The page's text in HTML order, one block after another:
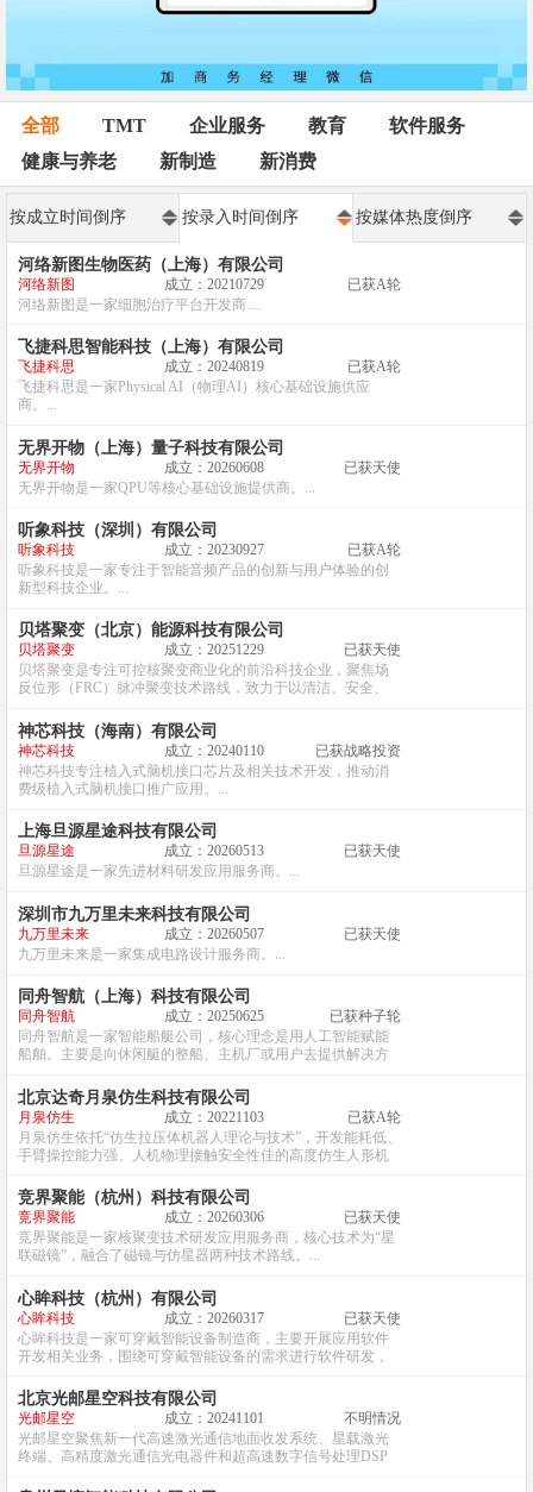
全部 TMT 企业服务 教育
软件服务
健康与养老
新制造 新消费
按成立时间倒序 按录入时间倒序 按媒体热度倒序
河络新图生物医药（上海）有限公司
河络新图 成立：20210729
已获A轮
河络新图是一家细胞治疗平台开发商....
飞捷科思智能科技（上海）有限公司
飞捷科思 成立：20240819
已获A轮
飞捷科思是一家Physical AI（物理AI）核心基础设施供应
商。...
无界开物（上海）量子科技有限公司
无界开物 成立：20260608
已获天使
无界开物是一家QPU等核心基础设施提供商。...
听象科技（深圳）有限公司
听象科技 成立：20230927
已获A轮
听象科技是一家专注于智能音频产品的创新与用户体验的创
新型科技企业。...
贝塔聚变（北京）能源科技有限公司
贝塔聚变 成立：20251229
已获天使
贝塔聚变是专注可控核聚变商业化的前沿科技企业，聚焦场
反位形（FRC）脉冲聚变技术路线，致力于以清洁、安全、
神芯科技（海南）有限公司
神芯科技 成立：20240110
已获战略投资
神芯科技专注植入式脑机接口芯片及相关技术开发，推动消
费级植入式脑机接口推广应用。...
上海旦源星途科技有限公司
旦源星途 成立：20260513
已获天使
旦源星途是一家先进材料研发应用服务商。...
深圳市九万里未来科技有限公司
九万里未来 成立：20260507
已获天使
九万里未来是一家集成电路设计服务商。...
同舟智航（上海）科技有限公司
同舟智航 成立：20250625
已获种子轮
同舟智航是一家智能船艇公司，核心理念是用人工智能赋能
船舶。主要是向休闲艇的整船、主机厂或用户去提供解决方
北京达奇月泉仿生科技有限公司
月泉仿生 成立：20221103
已获A轮
月泉仿生依托“仿生拉压体机器人理论与技术”，开发能耗低、
手臂操控能力强、人机物理接触安全性佳的高度仿生人形机
竞界聚能（杭州）科技有限公司
竞界聚能 成立：20260306
已获天使
竞界聚能是一家核聚变技术研发应用服务商，核心技术为“星
联磁镜”，融合了磁镜与仿星器两种技术路线。...
心眸科技（杭州）有限公司
心眸科技 成立：20260317
已获天使
心眸科技是一家可穿戴智能设备制造商，主要开展应用软件
开发相关业务，围绕可穿戴智能设备的需求进行软件研发，
北京光邮星空科技有限公司
光邮星空 成立：20241101
不明情况
光邮星空聚焦新一代高速激光通信地面收发系统、星载激光
终端、高精度激光通信光电器件和超高速数字信号处理DSP